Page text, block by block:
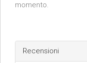
momento.
Recensioni